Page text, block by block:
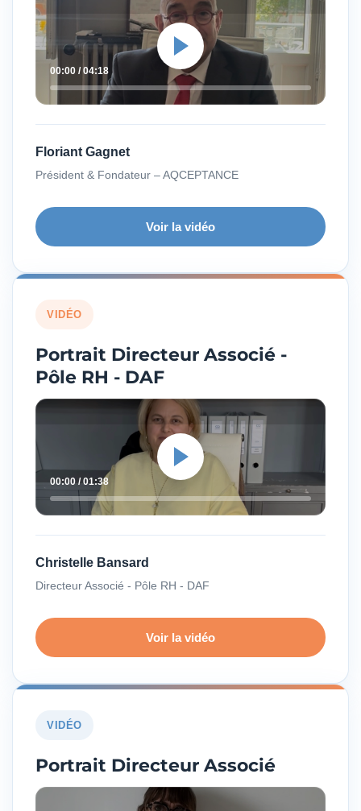
00:00 / 04:18
Floriant Gagnet
Président & Fondateur – AQCEPTANCE
Voir la vidéo
VIDÉO
Portrait Directeur Associé -
Pôle RH - DAF
00:00 / 01:38
Christelle Bansard
Directeur Associé - Pôle RH - DAF
Voir la vidéo
VIDÉO
Portrait Directeur Associé